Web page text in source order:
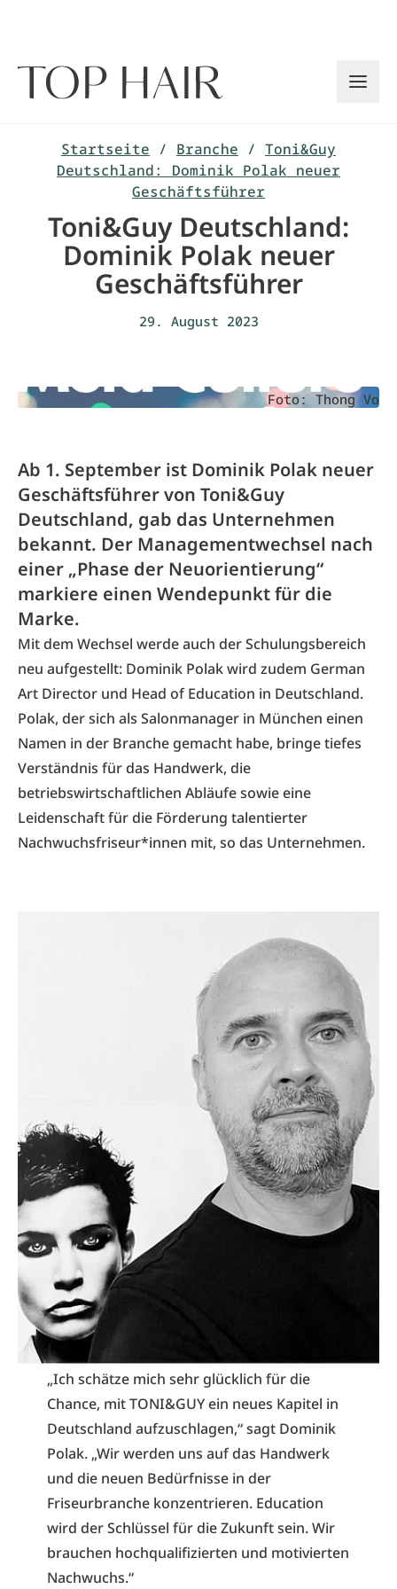
Startseite / Branche / Toni&Guy
Deutschland: Dominik Polak neuer
Geschäftsführer
Toni&Guy Deutschland:
Dominik Polak neuer
Geschäftsführer
29. August 2023
Foto: Thong Vo
Ab 1. September ist Dominik Polak neuer
Geschäftsführer von Toni&Guy
Deutschland, gab das Unternehmen
bekannt. Der Managementwechsel nach
einer „Phase der Neuorientierung“
markiere einen Wendepunkt für die
Marke.
Mit dem Wechsel werde auch der Schulungsbereich
neu aufgestellt: Dominik Polak wird zudem German
Art Director und Head of Education in Deutschland.
Polak, der sich als Salonmanager in München einen
Namen in der Branche gemacht habe, bringe tiefes
Verständnis für das Handwerk, die
betriebswirtschaftlichen Abläufe sowie eine
Leidenschaft für die Förderung talentierter
Nachwuchsfriseur*innen mit, so das Unternehmen.
„Ich schätze mich sehr glücklich für die
Chance, mit TONI&GUY ein neues Kapitel in
Deutschland aufzuschlagen,“ sagt Dominik
Polak. „Wir werden uns auf das Handwerk
und die neuen Bedürfnisse in der
Friseurbranche konzentrieren. Education
wird der Schlüssel für die Zukunft sein. Wir
brauchen hochqualifizierten und motivierten
Nachwuchs.“